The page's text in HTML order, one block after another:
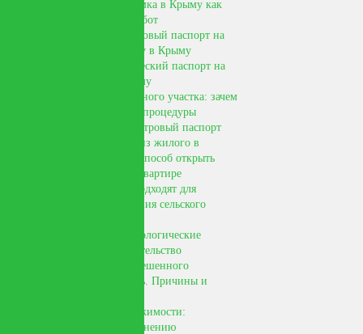
Топографическая съемка в Крыму как
вид геодезических работ
Как получить кадастровый паспорт на
дом, здание, квартиру в Крыму
Как получить технический паспорт на
дом, квартиру в Крыму
Приватизация земельного участка: зачем
необходима, порядок процедуры
Для чего нужен кадастровый паспорт
Перевод помещения из жилого в
нежилое - законный способ открыть
магазин или офис в квартире
Какие виды земель подходят для
строительства и ведения сельского
Для чего проводят геологические
изыскания под строительство
Изменение вида разрешенного
использования земель. Причины и
Приватизация недвижимости:
инструкция по применению